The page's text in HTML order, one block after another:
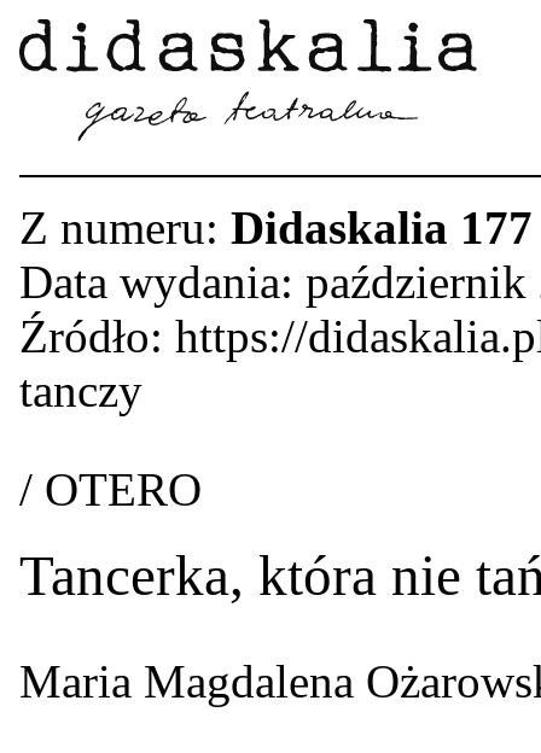
Z numeru: Didaskalia 177
Data wydania: październik
Źródło: https://
tanczy
/ OTERO
Tancerka, która nie
Maria Magdalena